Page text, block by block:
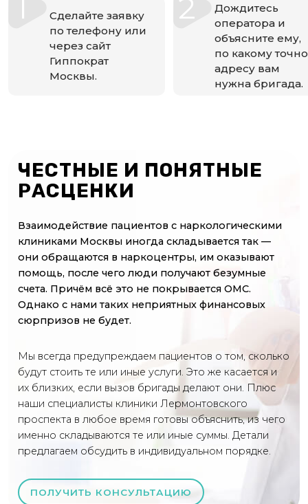
1
Сделайте заявку
по телефону или
через сайт
Гиппократ
Москвы.
2
Дождитесь
оператора и
объясните ему,
по какому точно
адресу вам
нужна бригада.
ЧЕСТНЫЕ И ПОНЯТНЫЕ
РАСЦЕНКИ
Взаимодействие пациентов с наркологическими
клиниками Москвы иногда складывается так —
они обращаются в наркоцентры, им оказывают
помощь, после чего люди получают безумные
счета. Причём всё это не покрывается ОМС.
Однако с нами таких неприятных финансовых
сюрпризов не будет.
Мы всегда предупреждаем пациентов о том, сколько
будут стоить те или иные услуги. Это же касается и
их близких, если вызов бригады делают они. Плюс
наши специалисты клиники Лермонтовского
проспекта в любое время готовы объяснить, из чего
именно складываются те или иные суммы. Детали
предлагаем обсудить в индивидуальном порядке.
ПОЛУЧИТЬ КОНСУЛЬТАЦИЮ